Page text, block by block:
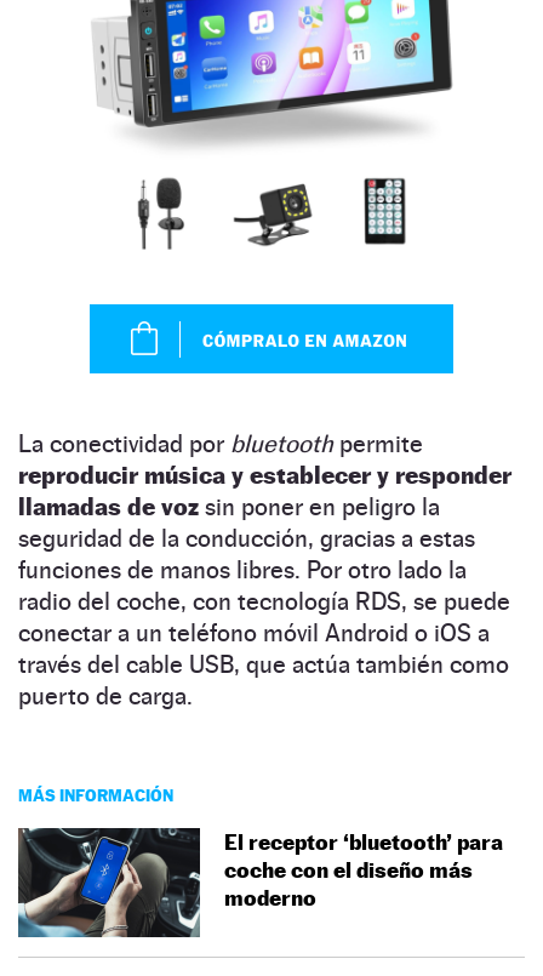
La conectividad por bluetooth permite
reproducir música y establecer y responder
llamadas de voz sin poner en peligro la
seguridad de la conducción, gracias a estas
funciones de manos libres. Por otro lado la
radio del coche, con tecnología RDS, se puede
conectar a un teléfono móvil Android o iOS a
través del cable USB, que actúa también como
puerto de carga.
MÁS INFORMACIÓN
El receptor ‘bluetooth’ para
coche con el diseño más
moderno